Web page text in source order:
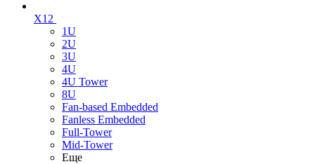
X12
1U
2U
3U
4U
4U Tower
8U
Fan-based Embedded
Fanless Embedded
Full-Tower
Mid-Tower
Еще